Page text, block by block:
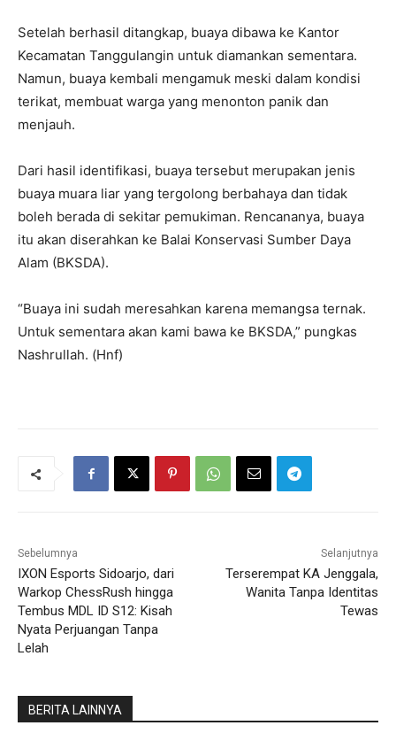
Setelah berhasil ditangkap, buaya dibawa ke Kantor
Kecamatan Tanggulangin untuk diamankan sementara.
Namun, buaya kembali mengamuk meski dalam kondisi
terikat, membuat warga yang menonton panik dan
menjauh.
Dari hasil identifikasi, buaya tersebut merupakan jenis
buaya muara liar yang tergolong berbahaya dan tidak
boleh berada di sekitar pemukiman. Rencananya, buaya
itu akan diserahkan ke Balai Konservasi Sumber Daya
Alam (BKSDA).
“Buaya ini sudah meresahkan karena memangsa ternak.
Untuk sementara akan kami bawa ke BKSDA,” pungkas
Nashrullah. (Hnf)
Sebelumnya
IXON Esports Sidoarjo, dari
Warkop ChessRush hingga
Tembus MDL ID S12: Kisah
Nyata Perjuangan Tanpa
Lelah
Selanjutnya
Terserempat KA Jenggala,
Wanita Tanpa Identitas
Tewas
BERITA LAINNYA